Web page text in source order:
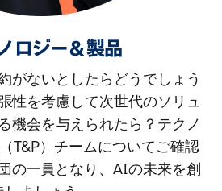
ロジー＆製品
がないとしたらどうでしょう
性を考慮して次世代のソリュ
機会を与えられたら？テクノ
T&P）チームについてご確認
の一員となり、AIの未来を創